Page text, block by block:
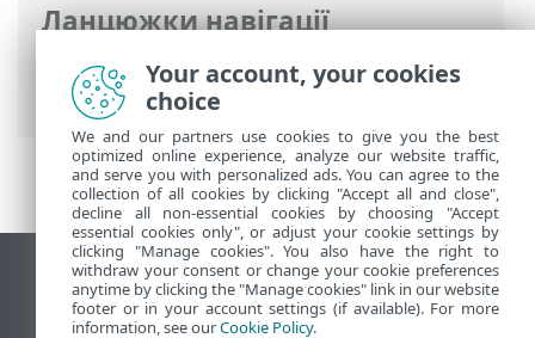
Ланцюжки навігації
Інтерактивна довідка ESET>ESET Cloud
Office Security> Юридичні документи
Переглянути повну версію
End of Life
Your account, your cookies
choice
We and our partners use cookies to give you the best
optimized online experience, analyze our website traffic,
and serve you with personalized ads. You can agree to the
collection of all cookies by clicking "Accept all and close",
decline all non-essential cookies by choosing "Accept
essential cookies only", or adjust your cookie settings by
clicking "Manage cookies". You also have the right to
withdraw your consent or change your cookie preferences
anytime by clicking the "Manage cookies" link in our website
footer or in your account settings (if available). For more
information, see ourCookie Policy.